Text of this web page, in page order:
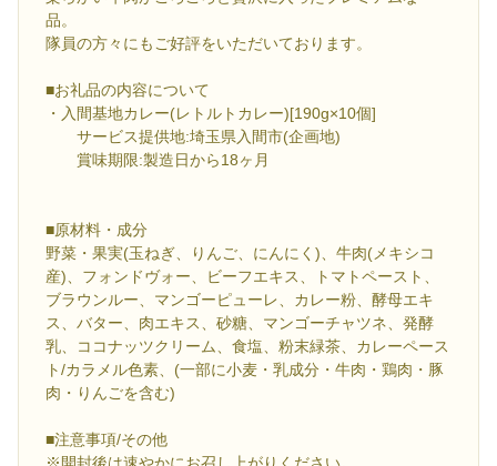
品。
隊員の方々にもご好評をいただいております。
■お礼品の内容について
・入間基地カレー(レトルトカレー)[190g×10個]
サービス提供地:埼玉県入間市(企画地)
賞味期限:製造日から18ヶ月
■原材料・成分
野菜・果実(玉ねぎ、りんご、にんにく)、牛肉(メキシコ
産)、フォンドヴォー、ビーフエキス、トマトペースト、
ブラウンルー、マンゴーピューレ、カレー粉、酵母エキ
ス、バター、肉エキス、砂糖、マンゴーチャツネ、発酵
乳、ココナッツクリーム、食塩、粉末緑茶、カレーペース
ト/カラメル色素、(一部に小麦・乳成分・牛肉・鶏肉・豚
肉・りんごを含む)
■注意事項/その他